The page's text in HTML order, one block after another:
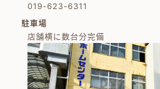
019-623-6311
駐車場
店舗横に数台分完備